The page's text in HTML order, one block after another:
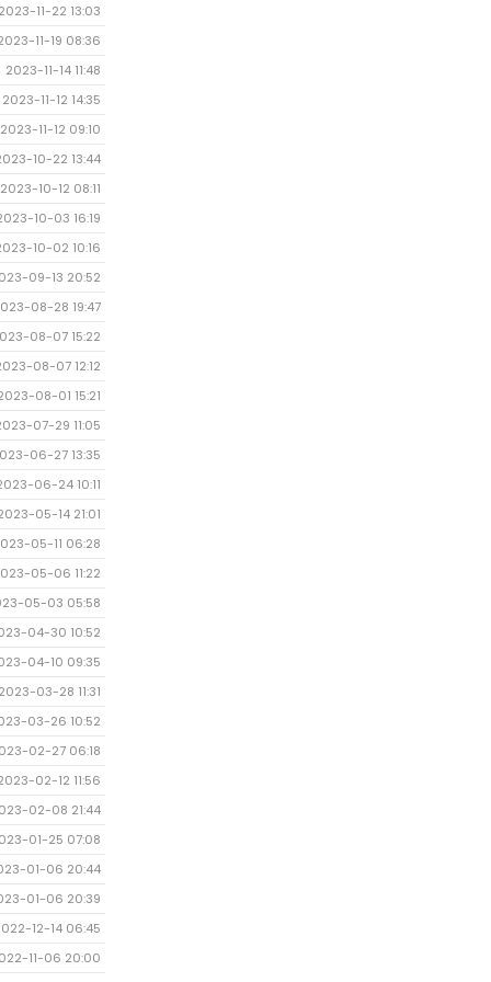
2023-11-22 13:03
11-19 08:36
2023-11-14 11:48
2023-11-12 14:35
2023-11-12 09:10
10-22 13:44
2023-10-12 08:11
10-03 16:19
10-02 10:16
09-13 20:52
08-28 19:47
08-07 15:22
08-07 12:12
08-01 15:21
07-29 11:05
06-27 13:35
06-24 10:11
05-14 21:01
05-11 06:28
05-06 11:22
05-03 05:58
04-30 10:52
04-10 09:35
2023-03-28 11:31
03-26 10:52
02-27 06:18
02-12 11:56
02-08 21:44
01-25 07:08
01-06 20:44
01-06 20:39
12-14 06:45
11-06 20:00